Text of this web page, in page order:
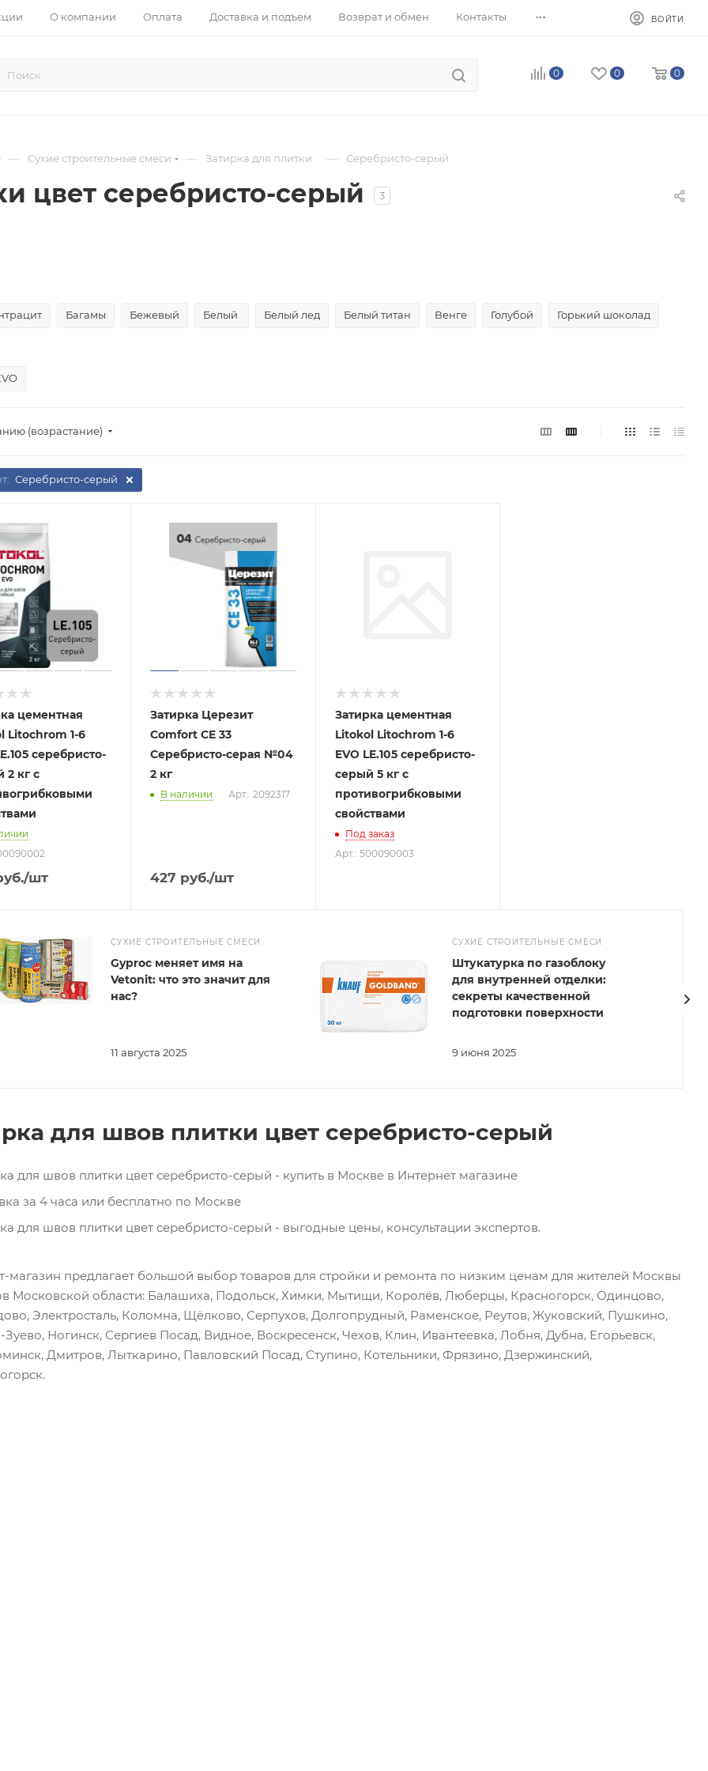
О компании Оплата Доставка и подъем Возврат и обмен Контакты ... ВОЙТИ
0 0 0
— Сухие строительные смеси — Затирка для плитки — Серебристо-серый
цвет серебристо-серый 3
Багамы Бежевый Белый Белый лед Белый титан Венге Голубой Горький шоколад
(возрастание)
Серебристо-серый
цементная
Litochrom 1-6
серебристо-
2 кг с
/шт
Затирка Церезит
Comfort CE 33
Серебристо-серая №04
2 кг
В наличии Арт.: 2092317
427 руб./шт
Затирка цементная
Litokol Litochrom 1-6
EVO LE.105 серебристо-
серый 5 кг с
противогрибковыми
свойствами
Под заказ
Арт.: 500090003
СУХИЕ СТРОИТЕЛЬНЫЕ СМЕСИ
11 августа 2025
Gyproc меняет имя на
Vetonit: что это значит для
нас?
СУХИЕ СТРОИТЕЛЬНЫЕ СМЕСИ
9 июня 2025
Штукатурка по газоблоку
для внутренней отделки:
секреты качественной
подготовки поверхности
для швов плитки цвет серебристо-серый
для швов плитки цвет серебристо-серый - купить в Москве в Интернет магазине
за 4 часа или бесплатно по Москве
для швов плитки цвет серебристо-серый - выгодные цены, консультации экспертов.
магазин предлагает большой выбор товаров для стройки и ремонта по низким ценам для жителей Москвы
Московской области: Балашиха, Подольск, Химки, Мытищи, Королёв, Люберцы, Красногорск, Одинцово,
Электросталь, Коломна, Щёлково, Серпухов, Долгопрудный, Раменское, Реутов, Жуковский, Пушкино,
Ногинск, Сергиев Посад, Видное, Воскресенск, Чехов, Клин, Ивантеевка, Лобня, Дубна, Егорьевск,
Дмитров, Лыткарино, Павловский Посад, Ступино, Котельники, Фрязино, Дзержинский,